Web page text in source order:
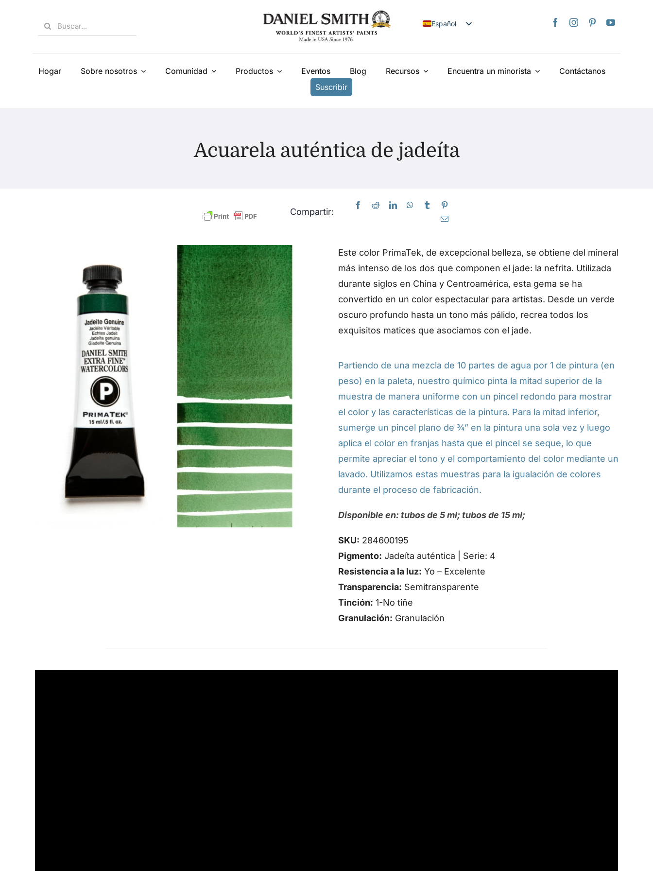
Search
for:
Español
日本語
Français
Tiếng Việt
Hogar Sobre nosotros Comunidad Productos Eventos Blog Recursos Encuentra un minorista
Contáctanos
Suscribir
Acuarela auténtica de jadeíta
Compartir:
Este color PrimaTek, de excepcional belleza, se obtiene del mineral
más intenso de los dos que componen el jade: la nefrita. Utilizada
durante siglos en China y Centroamérica, esta gema se ha
convertido en un color espectacular para artistas. Desde un verde
oscuro profundo hasta un tono más pálido, recrea todos los
exquisitos matices que asociamos con el jade.
Partiendo de una mezcla de 10 partes de agua por 1 de pintura (en
peso) en la paleta, nuestro químico pinta la mitad superior de la
muestra de manera uniforme con un pincel redondo para mostrar
el color y las características de la pintura. Para la mitad inferior,
sumerge un pincel plano de ¾” en la pintura una sola vez y luego
aplica el color en franjas hasta que el pincel se seque, lo que
permite apreciar el tono y el comportamiento del color mediante un
lavado. Utilizamos estas muestras para la igualación de colores
durante el proceso de fabricación.
Disponible en: tubos de 5 ml; tubos de 15 ml;
SKU: 284600195
Pigmento: Jadeíta auténtica | Serie: 4
Resistencia a la luz: Yo – Excelente
Transparencia: Semitransparente
Tinción: 1-No tiñe
Granulación: Granulación